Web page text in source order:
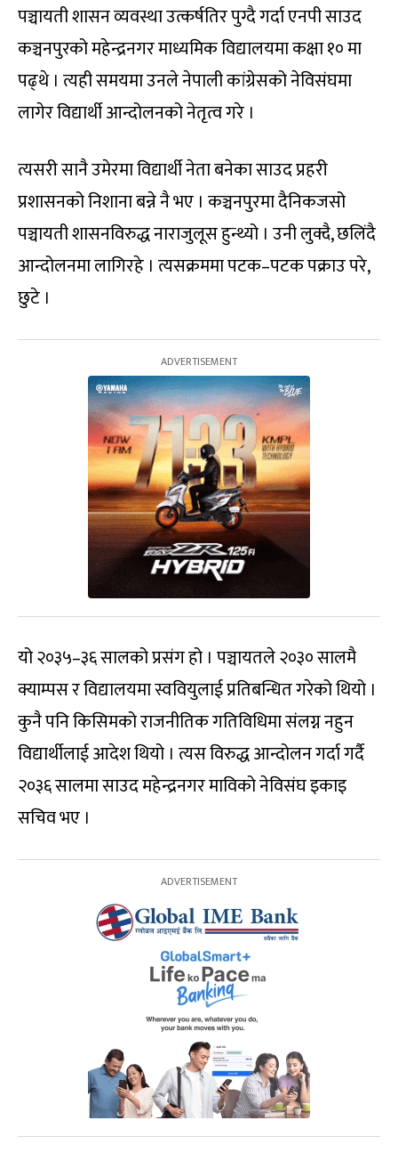
पञ्चायती शासन व्यवस्था उत्कर्षतिर पुग्दै गर्दा एनपी साउद
कञ्चनपुरको महेन्द्रनगर माध्यमिक विद्यालयमा कक्षा १० मा
पढ्थे । त्यही समयमा उनले नेपाली कांग्रेसको नेविसंघमा
लागेर विद्यार्थी आन्दोलनको नेतृत्व गरे ।
त्यसरी सानै उमेरमा विद्यार्थी नेता बनेका साउद प्रहरी
प्रशासनको निशाना बन्ने नै भए । कञ्चनपुरमा दैनिकजसो
पञ्चायती शासनविरुद्ध नाराजुलूस हुन्थ्यो । उनी लुक्दै, छलिंदै
आन्दोलनमा लागिरहे । त्यसक्रममा पटक–पटक पक्राउ परे,
छुटे ।
यो २०३५–३६ सालको प्रसंग हो । पञ्चायतले २०३० सालमै
क्याम्पस र विद्यालयमा स्ववियुलाई प्रतिबन्धित गरेको थियो ।
कुनै पनि किसिमको राजनीतिक गतिविधिमा संलग्न नहुन
विद्यार्थीलाई आदेश थियो । त्यस विरुद्ध आन्दोलन गर्दा गर्दै
२०३६ सालमा साउद महेन्द्रनगर माविको नेविसंघ इकाइ
सचिव भए ।